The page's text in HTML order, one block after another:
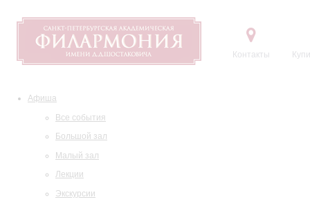
Контакты
Афиша
Все события
Большой зал
Малый зал
Лекции
Экскурсии